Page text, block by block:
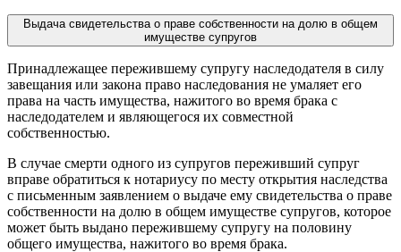
Выдача свидетельства о праве собственности на долю в общем
имуществе супругов
Принадлежащее пережившему супругу наследодателя в силу
завещания или закона право наследования не умаляет его
права на часть имущества, нажитого во время брака с
наследодателем и являющегося их совместной
собственностью.
В случае смерти одного из супругов переживший супруг
вправе обратиться к нотариусу по месту открытия наследства
с письменным заявлением о выдаче ему свидетельства о праве
собственности на долю в общем имуществе супругов, которое
может быть выдано пережившему супругу на половину
общего имущества, нажитого во время брака.